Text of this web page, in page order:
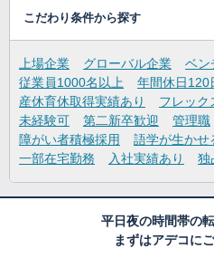
こだわり条件から探す
上場企業 グローバル企業 ベン
従業員1000名以上
年間休日120
産休育休取得実績あり
フレック
未経験可
第二新卒歓迎 管理職
障がい者積極採用
語学が生かせ
一部在宅勤務
入社実績あり 独
平日夜の時間帯の
まずはアデコに